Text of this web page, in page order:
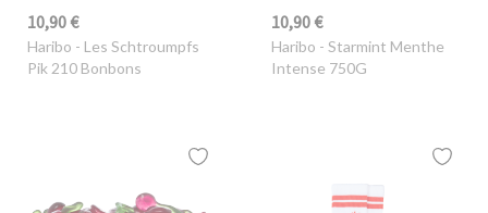
10,90 €
Haribo - Les Schtroumpfs
Pik 210 Bonbons
10,90 €
Haribo - Starmint Menthe
Intense 750G